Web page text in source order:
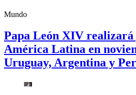
Mundo
Papa León XIV
América Latina en
Uruguay, Argentina y